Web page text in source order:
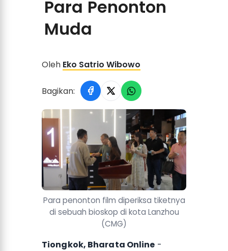
Para Penonton
Muda
Oleh Eko Satrio Wibowo
Bagikan:
Para penonton film diperiksa tiketnya
di sebuah bioskop di kota Lanzhou
(CMG)
Tiongkok, Bharata Online -